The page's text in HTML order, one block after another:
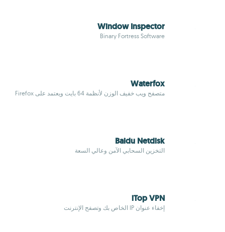
Window Inspector
Binary Fortress Software
Waterfox
متصفح ويب خفيف الوزن لأنظمة 64 بايت ويعتمد على Firefox
Baidu Netdisk
التخزين السحابي الآمن وعالي السعة
iTop VPN
إخفاء عنوان IP الخاص بك وتصفح الإنترنت